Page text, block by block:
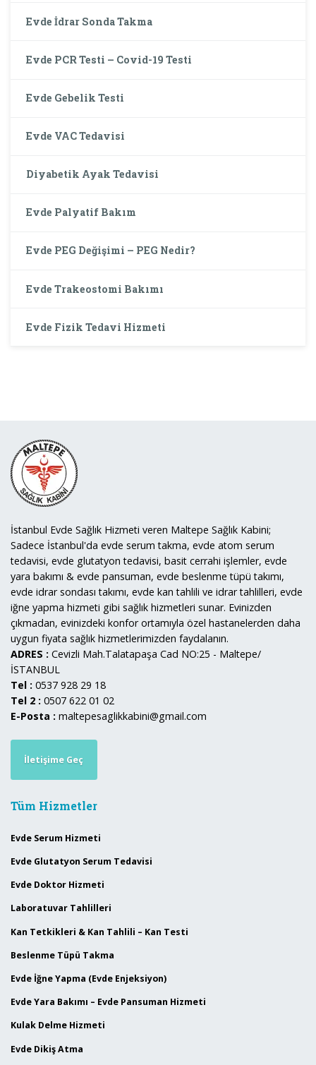
Evde İdrar Sonda Takma
Evde PCR Testi – Covid-19 Testi
Evde Gebelik Testi
Evde VAC Tedavisi
Diyabetik Ayak Tedavisi
Evde Palyatif Bakım
Evde PEG Değişimi – PEG Nedir?
Evde Trakeostomi Bakımı
Evde Fizik Tedavi Hizmeti
İstanbul Evde Sağlık Hizmeti veren Maltepe Sağlık Kabini;
Sadece İstanbul'da evde serum takma, evde atom serum
tedavisi, evde glutatyon tedavisi, basit cerrahi işlemler, evde
yara bakımı & evde pansuman, evde beslenme tüpü takımı,
evde idrar sondası takımı, evde kan tahlili ve idrar tahlilleri, evde
iğne yapma hizmeti gibi sağlık hizmetleri sunar. Evinizden
çıkmadan, evinizdeki konfor ortamıyla özel hastanelerden daha
uygun fiyata sağlık hizmetlerimizden faydalanın.
ADRES : Cevizli Mah.Talatapaşa Cad NO:25 - Maltepe/
İSTANBUL
Tel : 0537 928 29 18
Tel 2 : 0507 622 01 02
E-Posta : maltepesaglikkabini@gmail.com
İletişime Geç
Tüm Hizmetler
Evde Serum Hizmeti
Evde Glutatyon Serum Tedavisi
Evde Doktor Hizmeti
Laboratuvar Tahlilleri
Kan Tetkikleri & Kan Tahlili – Kan Testi
Beslenme Tüpü Takma
Evde İğne Yapma (Evde Enjeksiyon)
Evde Yara Bakımı – Evde Pansuman Hizmeti
Kulak Delme Hizmeti
Evde Dikiş Atma